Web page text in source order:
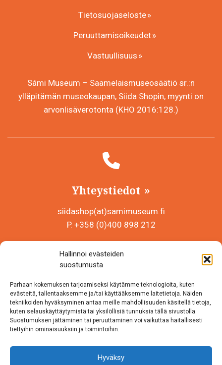
Hallinnoi evästeiden
suostumusta
Parhaan kokemuksen tarjoamiseksi käytämme teknologioita, kuten
evästeitä, tallentaaksemme ja/tai käyttääksemme laitetietoja. Näiden
tekniikoiden hyväksyminen antaa meille mahdollisuuden käsitellä tietoja,
kuten selauskäyttäytymistä tai yksilöllisiä tunnuksia tällä sivustolla.
Suostumuksen jättäminen tai peruuttaminen voi vaikuttaa haitallisesti
tiettyihin ominaisuuksiin ja toimintoihin.
Hyväksy
Tietosuojaseloste
Peruuttamisoikeudet
Vastuullisuus
Sámi Museum – Saamelaismuseosäätiö sr.:n
ylläpitämän museokaupan, Siida Shopin, myynti on
arvonlisäverotonta (KHO 2016:128.)
Yhteystiedot
siidashop(at)samimuseum.fi
P. +358 (0)400 898 212
Y-tunnus 0625907-2
Inarintie 46
99870 Inari
Löydät meidät myös somesta!
Instagram